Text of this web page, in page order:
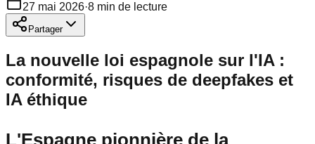
27 mai 2026·8 min de lecture
Partager
La nouvelle loi espagnole sur l'IA :
conformité, risques de deepfakes et
IA éthique
L'Espagne pionnière de la